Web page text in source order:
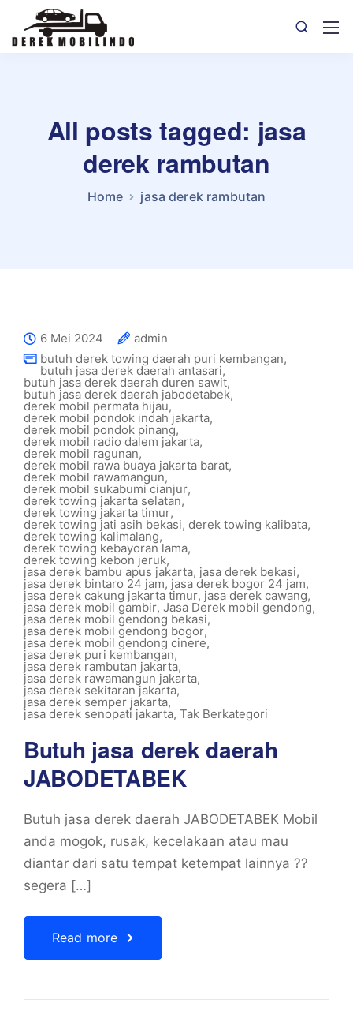
All posts tagged: jasa
derek rambutan
Home jasa derek rambutan
6 Mei 2024
admin
butuh derek towing daerah puri kembangan,
butuh jasa derek daerah antasari,
butuh jasa derek daerah duren sawit,
butuh jasa derek daerah jabodetabek,
derek mobil permata hijau,
derek mobil pondok indah jakarta,
derek mobil pondok pinang,
derek mobil radio dalem jakarta,
derek mobil ragunan,
derek mobil rawa buaya jakarta barat,
derek mobil rawamangun,
derek mobil sukabumi cianjur,
derek towing jakarta selatan,
derek towing jakarta timur,
derek towing jati asih bekasi, derek towing kalibata,
derek towing kalimalang,
derek towing kebayoran lama,
derek towing kebon jeruk,
jasa derek bambu apus jakarta, jasa derek bekasi,
jasa derek bintaro 24 jam, jasa derek bogor 24 jam,
jasa derek cakung jakarta timur, jasa derek cawang,
jasa derek mobil gambir, Jasa Derek mobil gendong,
jasa derek mobil gendong bekasi,
jasa derek mobil gendong bogor,
jasa derek mobil gendong cinere,
jasa derek puri kembangan,
jasa derek rambutan jakarta,
jasa derek rawamangun jakarta,
jasa derek sekitaran jakarta,
jasa derek semper jakarta,
jasa derek senopati jakarta, Tak Berkategori
Butuh jasa derek daerah
JABODETABEK
Butuh jasa derek daerah JABODETABEK Mobil
anda mogok, rusak, kecelakaan atau mau
diantar dari satu tempat ketempat lainnya ??
segera […]
Read more